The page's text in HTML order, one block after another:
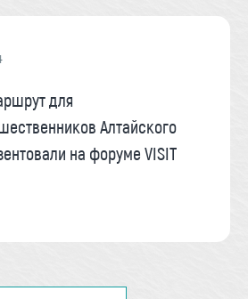
для
Алтайского
на форуме VISIT